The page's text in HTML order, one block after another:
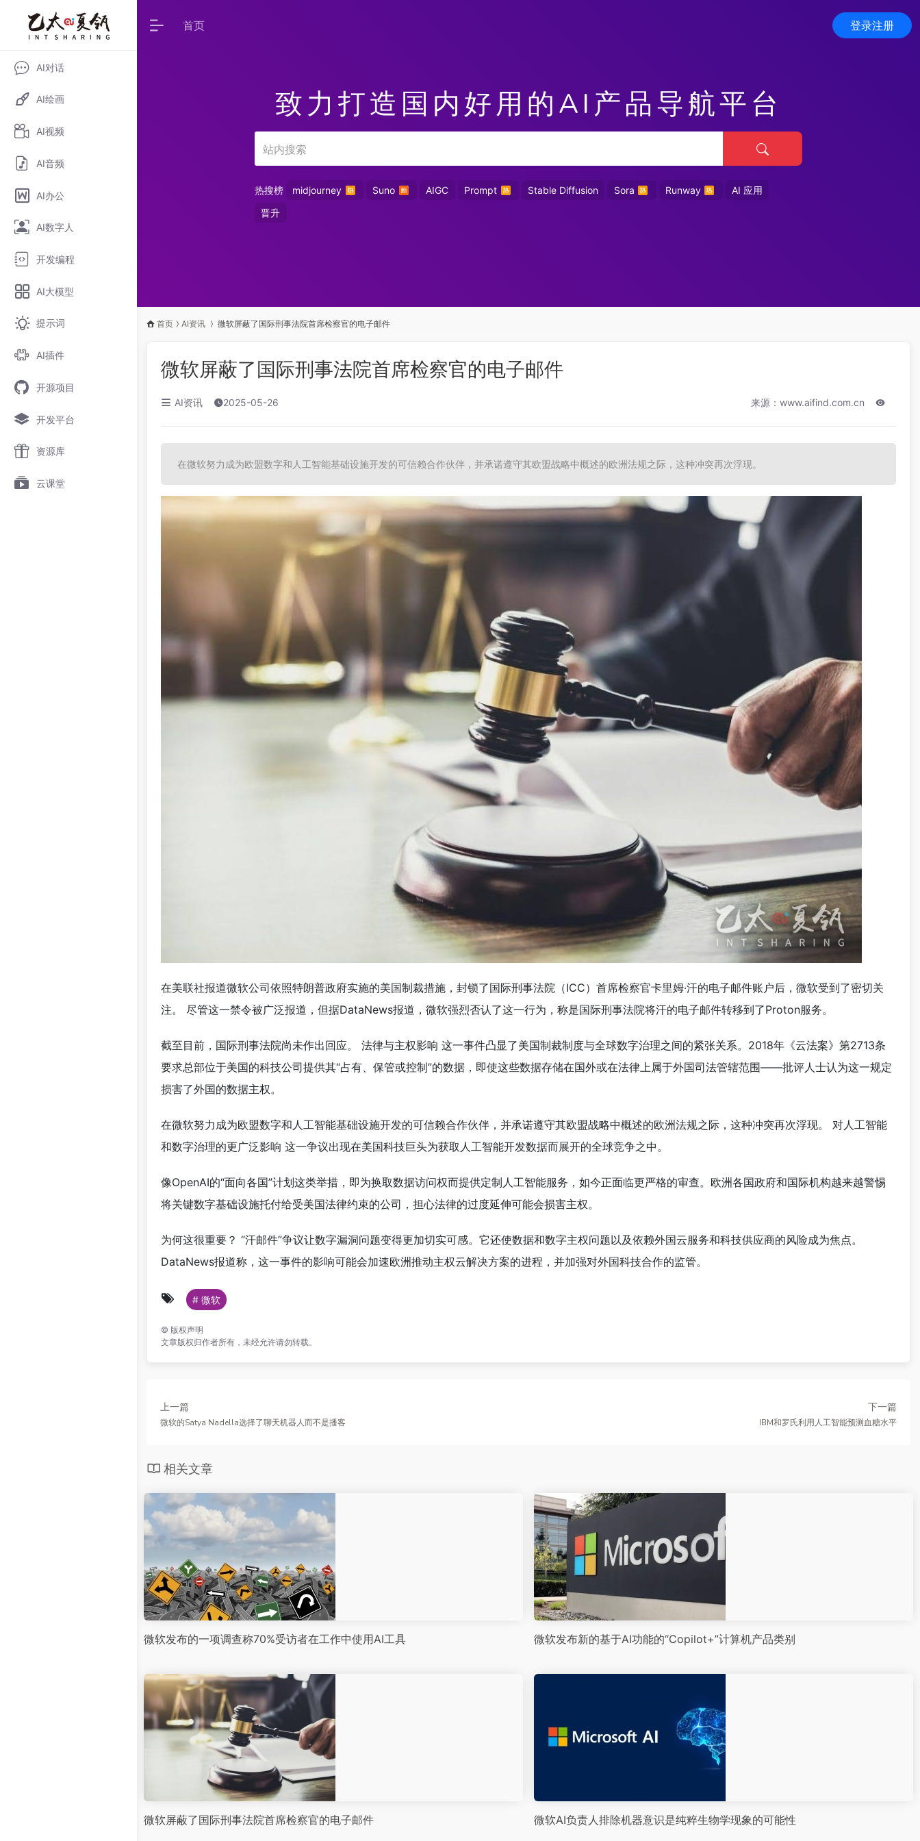
AI对话
AI绘画
AI视频
AI音频
AI办公
AI数字人
开发编程
AI大模型
提示词
AI插件
开源项目
开发平台
资源库
云课堂
首页 登录注册
致力打造国内好用的AI产品导航平台
热搜榜 midjourney Suno AIGC Prompt Stable Diffusion Sora Runway
AI 应用
晋升
首页 AI资讯 微软屏蔽了国际刑事法院首席检察官的电子邮件
微软屏蔽了国际刑事法院首席检察官的电子邮件
AI资讯 2025-05-26 来源：www.aifind.com.cn
在微软努力成为欧盟数字和人工智能基础设施开发的可信赖合作伙伴，并承诺遵守其欧盟战略中概述的欧洲法规之际，这种冲突再次浮现。
在美联社报道微软公司依照特朗普政府实施的美国制裁措施，封锁了国际刑事法院（ICC）首席检察官卡里姆·汗的电子邮件账户后，微软受到了密切关
注。 尽管这一禁令被广泛报道，但据DataNews报道，微软强烈否认了这一行为，称是国际刑事法院将汗的电子邮件转移到了Proton服务。
截至目前，国际刑事法院尚未作出回应。 法律与主权影响 这一事件凸显了美国制裁制度与全球数字治理之间的紧张关系。2018年《云法案》第2713条
要求总部位于美国的科技公司提供其“占有、保管或控制”的数据，即使这些数据存储在国外或在法律上属于外国司法管辖范围——批评人士认为这一规定
损害了外国的数据主权。
在微软努力成为欧盟数字和人工智能基础设施开发的可信赖合作伙伴，并承诺遵守其欧盟战略中概述的欧洲法规之际，这种冲突再次浮现。 对人工智能
和数字治理的更广泛影响 这一争议出现在美国科技巨头为获取人工智能开发数据而展开的全球竞争之中。
像OpenAI的“面向各国”计划这类举措，即为换取数据访问权而提供定制人工智能服务，如今正面临更严格的审查。欧洲各国政府和国际机构越来越警惕
将关键数字基础设施托付给受美国法律约束的公司，担心法律的过度延伸可能会损害主权。
为何这很重要？ “汗邮件”争议让数字漏洞问题变得更加切实可感。它还使数据和数字主权问题以及依赖外国云服务和科技供应商的风险成为焦点。
DataNews报道称，这一事件的影响可能会加速欧洲推动主权云解决方案的进程，并加强对外国科技合作的监管。
# 微软
© 版权声明
文章版权归作者所有，未经允许请勿转载。
上一篇
微软的Satya Nadella选择了聊天机器人而不是播客
下一篇
IBM和罗氏利用人工智能预测血糖水平
相关文章
微软发布的一项调查称70%受访者在工作中使用AI工具 微软发布新的基于AI功能的“Copilot+”计算机产品类别
微软屏蔽了国际刑事法院首席检察官的电子邮件 微软AI负责人排除机器意识是纯粹生物学现象的可能性